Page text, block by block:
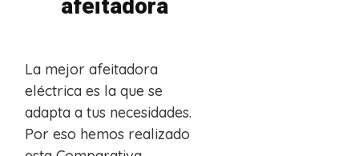
afeitadora
La mejor afeitadora
eléctrica es la que se
adapta a tus necesidades.
Por eso hemos realizado